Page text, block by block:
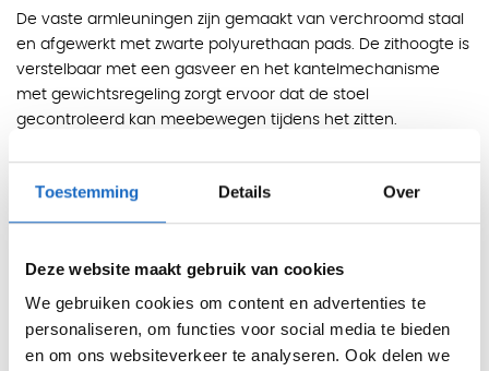
Toestemming Details Over
Deze website maakt gebruik van cookies
We gebruiken cookies om content en advertenties te
personaliseren, om functies voor social media te bieden
en om ons websiteverkeer te analyseren. Ook delen we
De vaste armleuningen zijn gemaakt van verchroomd staal
en afgewerkt met zwarte polyurethaan pads. De zithoogte is
verstelbaar met een gasveer en het kantelmechanisme
met gewichtsregeling zorgt ervoor dat de stoel
gecontroleerd kan meebewegen tijdens het zitten.
Kunstleer:
zwart, wit, taupe, blauw, grijs en rood.
Zitbreedte: 52 cm
Zithoogte: 42 - 54 cm